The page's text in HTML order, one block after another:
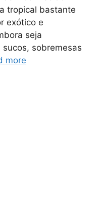
tropical bastante
exótico e
seja
sobremesas
more